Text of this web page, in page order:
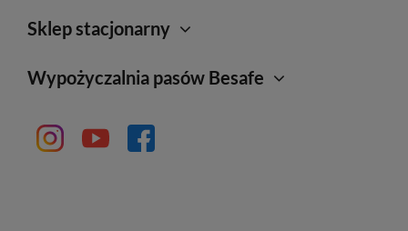
Sklep stacjonarny
Wypożyczalnia pasów Besafe